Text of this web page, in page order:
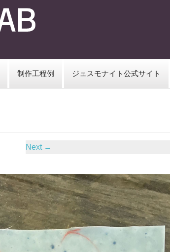
制作工程例 ジェスモナイト公式サイト
Next →